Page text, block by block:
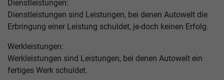
Dienstleistungen:
Dienstleistungen sind Leistungen, bei denen Autowelt die
Erbringung einer Leistung schuldet, je-doch keinen Erfolg.
Werkleistungen:
Werkleistungen sind Leistungen, bei denen Autowelt ein
fertiges Werk schuldet.